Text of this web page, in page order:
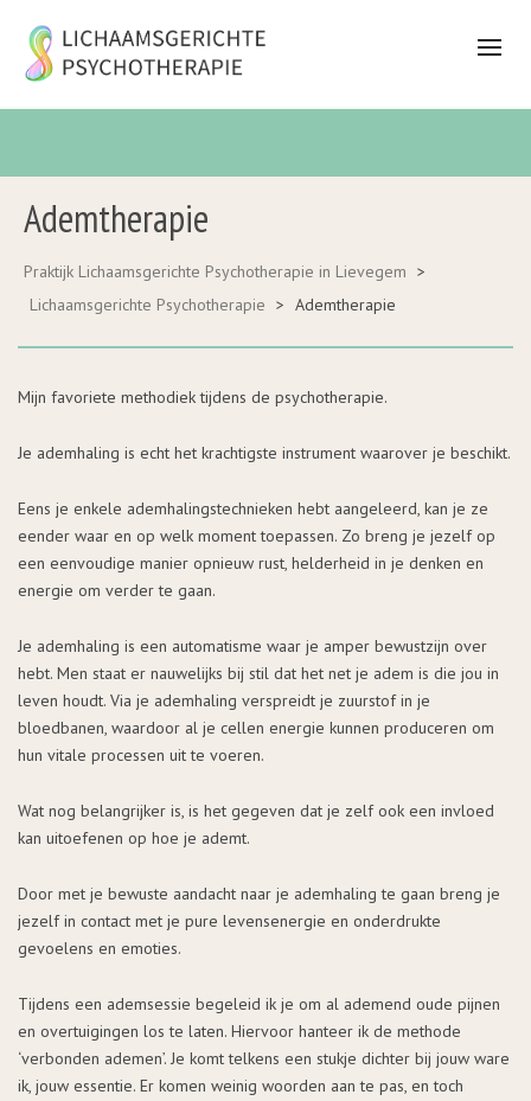
Ademtherapie
Praktijk Lichaamsgerichte Psychotherapie in Lievegem >
Lichaamsgerichte Psychotherapie > Ademtherapie
Mijn favoriete methodiek tijdens de psychotherapie.
Je ademhaling is echt het krachtigste instrument waarover je beschikt.
Eens je enkele ademhalingstechnieken hebt aangeleerd, kan je ze
eender waar en op welk moment toepassen. Zo breng je jezelf op
een eenvoudige manier opnieuw rust, helderheid in je denken en
energie om verder te gaan.
Je ademhaling is een automatisme waar je amper bewustzijn over
hebt. Men staat er nauwelijks bij stil dat het net je adem is die jou in
leven houdt. Via je ademhaling verspreidt je zuurstof in je
bloedbanen, waardoor al je cellen energie kunnen produceren om
hun vitale processen uit te voeren.
Wat nog belangrijker is, is het gegeven dat je zelf ook een invloed
kan uitoefenen op hoe je ademt.
Door met je bewuste aandacht naar je ademhaling te gaan breng je
jezelf in contact met je pure levensenergie en onderdrukte
gevoelens en emoties.
Tijdens een ademsessie begeleid ik je om al ademend oude pijnen
en overtuigingen los te laten. Hiervoor hanteer ik de methode
‘verbonden ademen’. Je komt telkens een stukje dichter bij jouw ware
ik, jouw essentie. Er komen weinig woorden aan te pas, en toch